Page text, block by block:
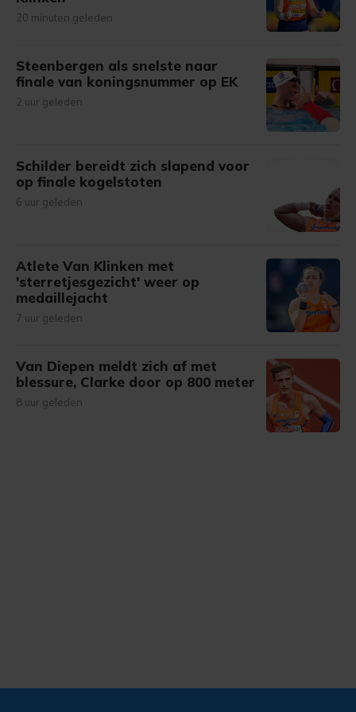
20 minuten geleden
Steenbergen als snelste naar
finale van koningsnummer op EK
2 uur geleden
Schilder bereidt zich slapend voor
op finale kogelstoten
6 uur geleden
Atlete Van Klinken met
'sterretjesgezicht' weer op
medaillejacht
7 uur geleden
Van Diepen meldt zich af met
blessure, Clarke door op 800 meter
8 uur geleden